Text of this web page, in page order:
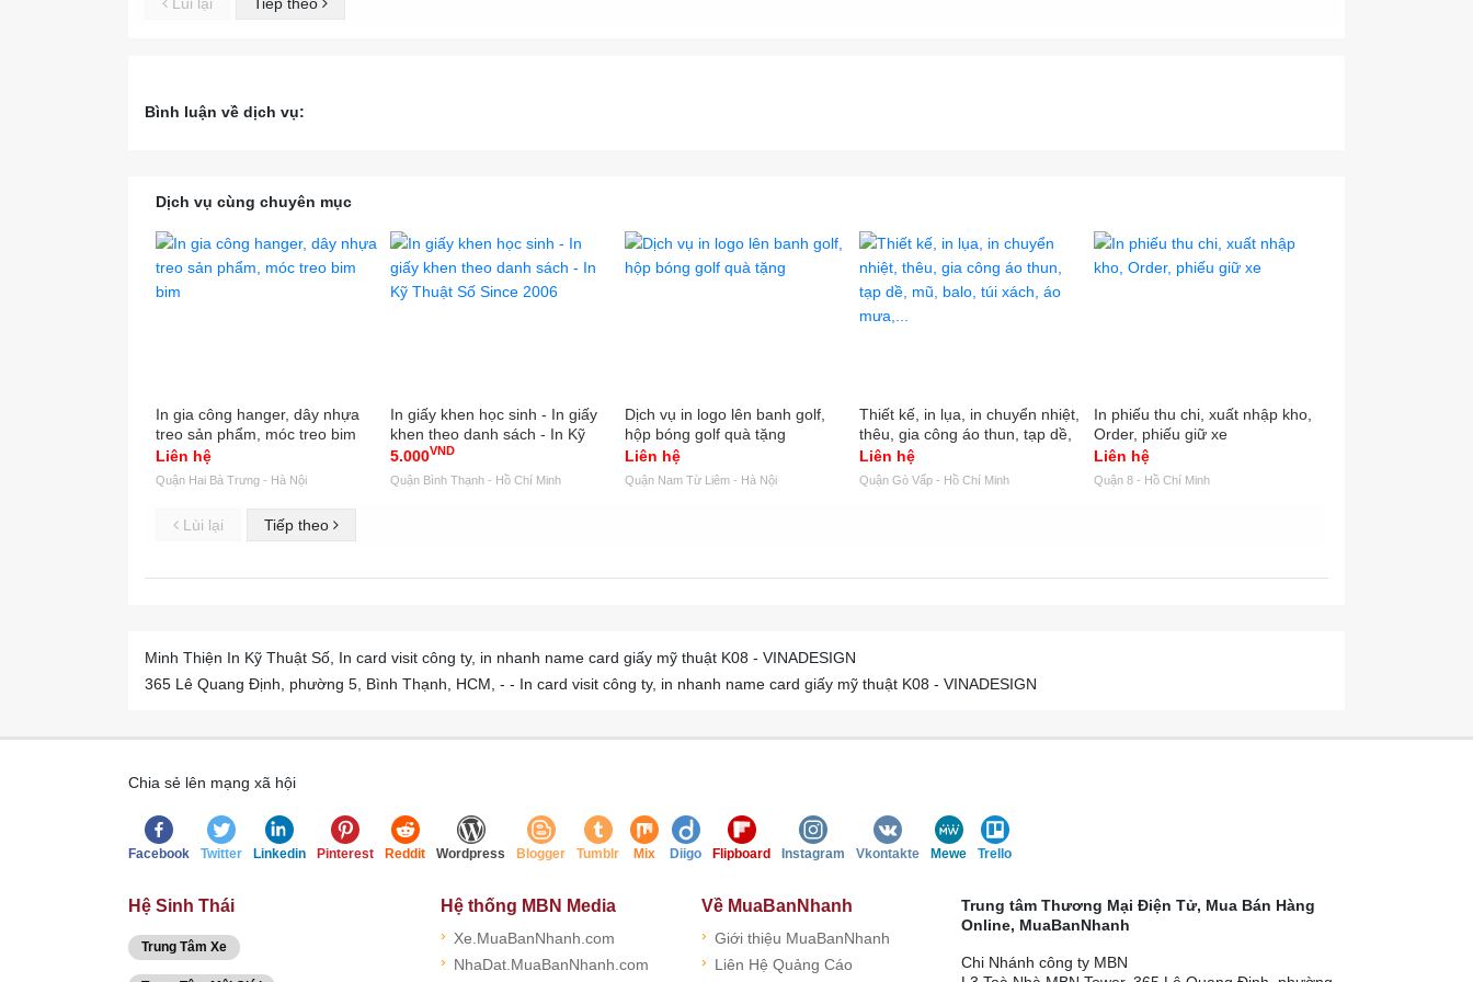
Bình luận về dịch vụ:
Dịch vụ cùng chuyên mục
In gia công hanger, dây nhựa
treo sản phẩm, móc treo bim
bim
Liên hệ
Quận Hai Bà Trưng - Hà Nội
In giấy khen học sinh - In giấy
khen theo danh sách - In Kỹ
Thuật Số Since 2006
5.000VND
Quận Bình Thạnh - Hồ Chí Minh
Dịch vụ in logo lên banh golf,
hộp bóng golf quà tặng
Liên hệ
Quận Nam Từ Liêm - Hà Nội
Thiết kế, in lụa, in chuyển nhiệt,
thêu, gia công áo thun, tạp dề,
mũ, balo, túi xách, áo mưa,...
Liên hệ
Quận Gò Vấp - Hồ Chí Minh
In phiếu thu chi, xuất nhập kho,
Order, phiếu giữ xe
Liên hệ
Quận 8 - Hồ Chí Minh
Lùi lại Tiếp theo
Minh Thiện In Kỹ Thuật Số, In card visit công ty, in nhanh name card giấy mỹ thuật K08 - VINADESIGN
365 Lê Quang Định, phường 5, Bình Thạnh, HCM, - - In card visit công ty, in nhanh name card giấy mỹ thuật K08 - VINADESIGN
Chia sẻ lên mạng xã hội
Facebook Twitter Linkedin Pinterest Reddit Wordpress Blogger Tumblr Mix Diigo Flipboard Instagram Vkontakte Mewe Trello
Hệ Sinh Thái
Trung Tâm Xe
Hệ thống MBN Media
› Xe.MuaBanNhanh.com
› NhaDat.MuaBanNhanh.com
Về MuaBanNhanh
› Giới thiệu MuaBanNhanh
› Liên Hệ Quảng Cáo
Trung tâm Thương Mại Điện Tử, Mua Bán Hàng
Online, MuaBanNhanh
Chi Nhánh công ty MBN